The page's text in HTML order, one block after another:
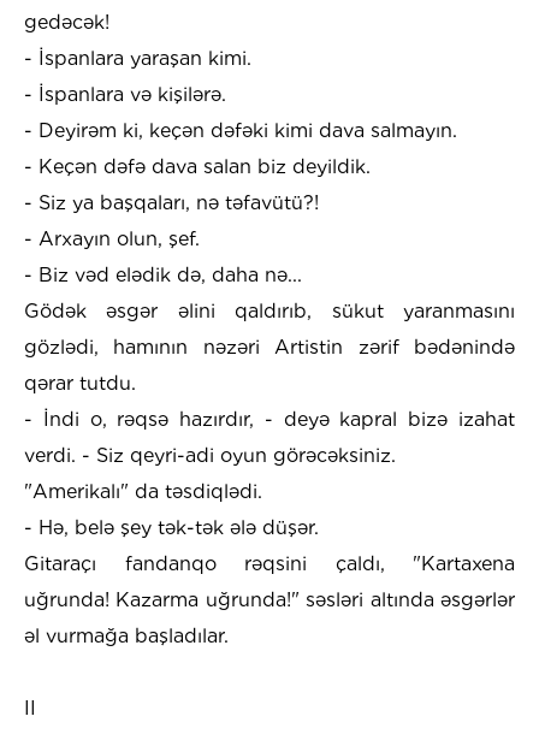
gedəcək!
- İspanlara yaraşan kimi.
- İspanlara və kişilərə.
- Deyirəm ki, keçən dəfəki kimi dava salmayın.
- Keçən dəfə dava salan biz deyildik.
- Siz ya başqaları, nə təfavütü?!
- Arxayın olun, şef.
- Biz vəd elədik də, daha nə...
Gödək əsgər əlini qaldırıb, sükut yaranmasını
gözlədi, hamının nəzəri Artistin zərif bədənində
qərar tutdu.
- İndi o, rəqsə hazırdır, - deyə kapral bizə izahat
verdi. - Siz qeyri-adi oyun görəcəksiniz.
"Amerikalı" da təsdiqlədi.
- Hə, belə şey tək-tək ələ düşər.
Gitaraçı fandanqo rəqsini çaldı, "Kartaxena
uğrunda! Kazarma uğrunda!" səsləri altında əsgərlər
əl vurmağa başladılar.